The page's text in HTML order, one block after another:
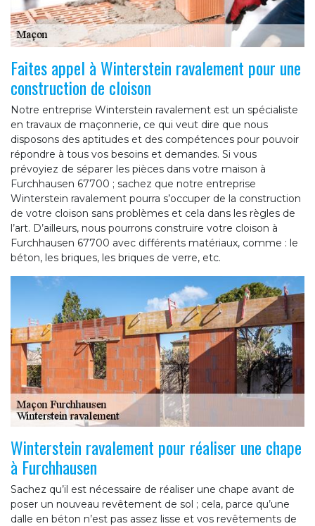
Faites appel à Winterstein ravalement pour une
construction de cloison
Notre entreprise Winterstein ravalement est un spécialiste
en travaux de maçonnerie, ce qui veut dire que nous
disposons des aptitudes et des compétences pour pouvoir
répondre à tous vos besoins et demandes. Si vous
prévoyiez de séparer les pièces dans votre maison à
Furchhausen 67700 ; sachez que notre entreprise
Winterstein ravalement pourra s’occuper de la construction
de votre cloison sans problèmes et cela dans les règles de
l’art. D’ailleurs, nous pourrons construire votre cloison à
Furchhausen 67700 avec différents matériaux, comme : le
béton, les briques, les briques de verre, etc.
Winterstein ravalement pour réaliser une chape
à Furchhausen
Sachez qu’il est nécessaire de réaliser une chape avant de
poser un nouveau revêtement de sol ; cela, parce qu’une
dalle en béton n’est pas assez lisse et vos revêtements de